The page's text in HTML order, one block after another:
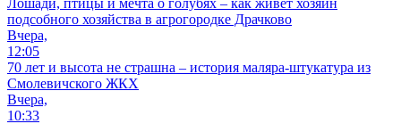
подсобного хозяйства в агрогородке Драчково
Вчера,
12:05
70 лет и высота не страшна – история маляра-штукатура из
Смолевичского ЖКХ
Вчера,
10:33